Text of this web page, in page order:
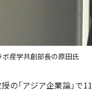
産学共創部長の原田氏
の「アジア企業論」で11